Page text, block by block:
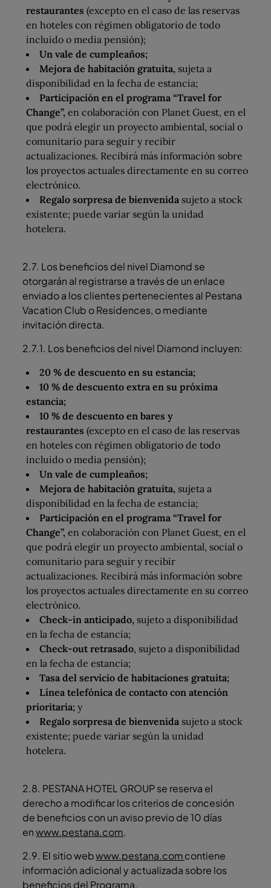
restaurantes(excepto en el caso de las reservas
en hoteles con régimen obligatorio de todo
incluido o media pensión);
Un vale de cumpleaños;
Mejora de habitación gratuita, sujeta a
disponibilidad en la fecha de estancia;
Participación en el programa “Travel for
Change”, en colaboración con Planet Guest, en el
que podrá elegir un proyecto ambiental, social o
comunitario para seguir y recibir
actualizaciones. Recibirá más información sobre
los proyectos actuales directamente en su correo
electrónico.
Regalo sorpresa de bienvenida sujeto a stock
existente; puede variar según la unidad
hotelera.
2.7. Los beneficios del nivel Diamond se
otorgarán al registrarse a través de un enlace
enviado a los clientes pertenecientes al Pestana
Vacation Club o Residences, o mediante
invitación directa.
2.7.1. Los beneficios del nivel Diamond incluyen:
20 % de descuento en su estancia;
10 % de descuento extra en su próxima
estancia;
10 % de descuento en bares y
restaurantes (excepto en el caso de las reservas
en hoteles con régimen obligatorio de todo
incluido o media pensión);
Un vale de cumpleaños;
Mejora de habitación gratuita, sujeta a
disponibilidad en la fecha de estancia;
Participación en el programa “Travel for
Change”, en colaboración con Planet Guest, en el
que podrá elegir un proyecto ambiental, social o
comunitario para seguir y recibir
actualizaciones. Recibirá más información sobre
los proyectos actuales directamente en su correo
electrónico.
Check-in anticipado, sujeto a disponibilidad
en la fecha de estancia;
Check-out retrasado, sujeto a disponibilidad
en la fecha de estancia;
Tasa del servicio de habitaciones gratuita;
Línea telefónica de contacto con atención
prioritaria;y
Regalo sorpresa de bienvenida sujeto a stock
existente; puede variar según la unidad
hotelera.
2.8. PESTANA HOTEL GROUP se reserva el
derecho a modificar los criterios de concesión
de beneficios con un aviso previo de 10 días
enwww.pestana.com.
2.9. El sitio webwww.pestana.comcontiene
información adicional y actualizada sobre los
beneficios del Programa.